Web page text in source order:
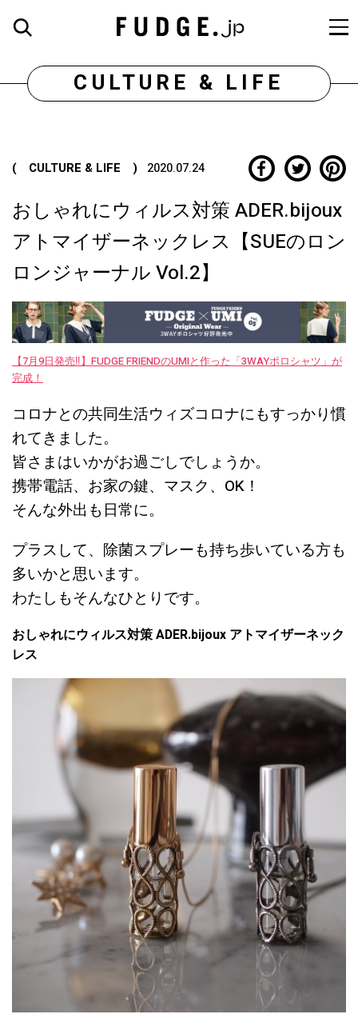
CULTURE & LIFE
( CULTURE & LIFE ) 2020.07.24
おしゃれにウィルス対策 ADER.bijoux
アトマイザーネックレス【SUEのロン
ロンジャーナル Vol.2】
【7月9日発売‼︎】FUDGE FRIENDのUMIと作った「3WAYポロシャツ」が
完成！
コロナとの共同生活ウィズコロナにもすっかり慣
れてきました。
皆さまはいかがお過ごしでしょうか。
携帯電話、お家の鍵、マスク、OK！
そんな外出も日常に。
プラスして、除菌スプレーも持ち歩いている方も
多いかと思います。
わたしもそんなひとりです。
おしゃれにウィルス対策 ADER.bijoux アトマイザーネック
レス